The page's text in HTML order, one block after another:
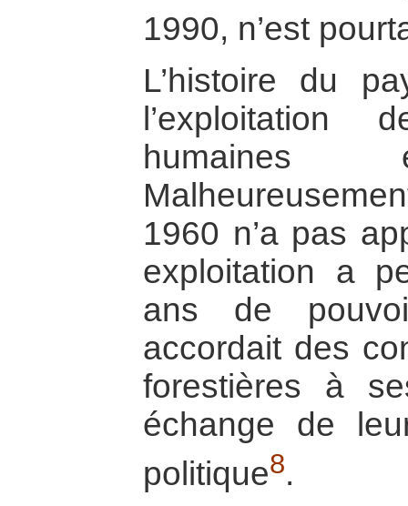
1990, n’est
L’histoire du
l’exploitation
humaines
1960 n’a pas
exploitation a
ans de
accordait des
forestières à
échange de
politique8.